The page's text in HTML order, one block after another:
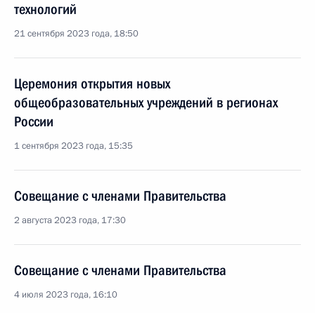
технологий
21 сентября 2023 года, 18:50
Церемония открытия новых
общеобразовательных учреждений в регионах
России
1 сентября 2023 года, 15:35
Совещание с членами Правительства
2 августа 2023 года, 17:30
Совещание с членами Правительства
4 июля 2023 года, 16:10